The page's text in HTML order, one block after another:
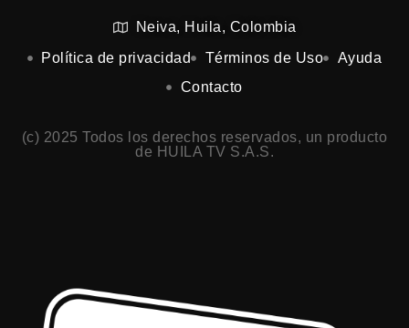
Neiva, Huila, Colombia
Política de privacidad
Términos de Uso
Ayuda
Contacto
(c) 2025 Todos los derechos reservados, un producto
de HUILA TV S.A.S.